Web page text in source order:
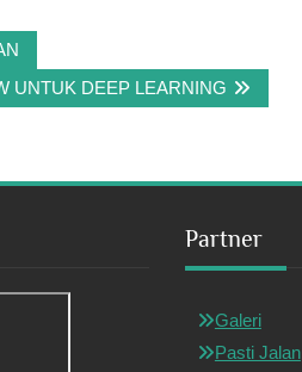
UNTUK DEEP LEARNING
Partner
Galeri
Pasti Jalan